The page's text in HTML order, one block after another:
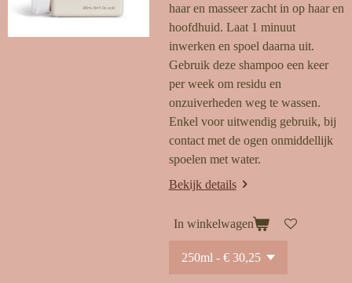
haar en masseer zacht in op haar en
hoofdhuid. Laat 1 minuut
inwerken en spoel daarna uit.
Gebruik deze shampoo een keer
per week om residu en
onzuiverheden weg te wassen.
Enkel voor uitwendig gebruik, bij
contact met de ogen onmiddellijk
spoelen met water.
Bekijk details
In winkelwagen